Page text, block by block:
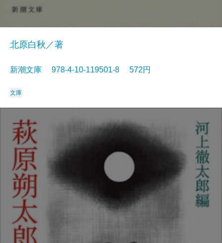
北原白秋／著
新潮文庫 978-4-10-119501-8 572円
文庫